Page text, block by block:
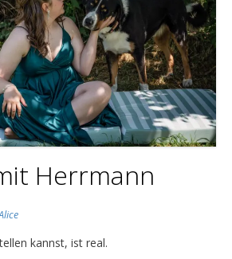
Herrmann
kannst, ist real.